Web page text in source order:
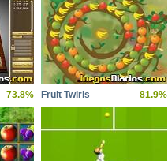
73.8% Fruit Twirls 81.9%